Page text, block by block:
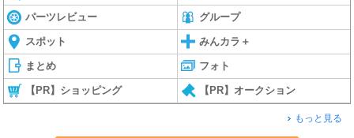
パーツレビュー グループ
スポット みんカラ＋
まとめ フォト
【PR】ショッピング 【PR】オークション
もっと見る